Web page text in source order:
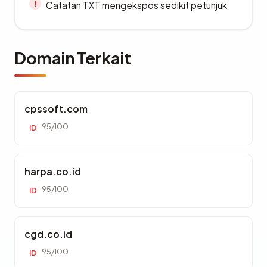
Catatan TXT mengekspos sedikit petunjuk
Domain Terkait
cpssoft.com
ID 95/100
harpa.co.id
ID 95/100
cgd.co.id
ID 95/100